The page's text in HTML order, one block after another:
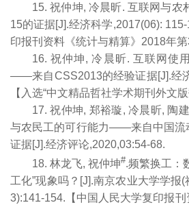
15. 祝仲坤, 冷晨昕. 互联网与
15的证据[J].经济科学,2017(06):
印报刊资料《统计与精算》2018年第
16. 祝仲坤, 冷晨昕. 互联网使
——来自CSS2013的经验证据[J].经
【入选“中文精品哲社学术期刊外文版
17. 祝仲坤, 郑裕璇, 冷晨昕, 陶
与农民工的可行能力——来自中国流
证据[J].经济评论,2020,03:54-68.
18. 林龙飞, 祝仲坤#.频繁换工：
工化”现象吗？[J].南京农业大学学报
3):141-154.【中国人民大学复印报刊